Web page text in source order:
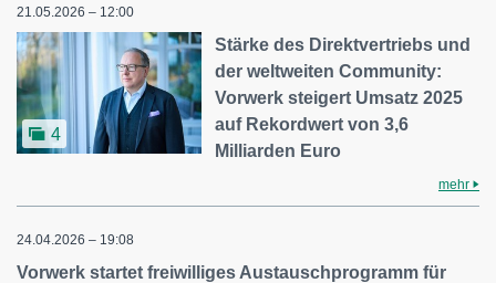
21.05.2026 – 12:00
4
Stärke des Direktvertriebs und
der weltweiten Community:
Vorwerk steigert Umsatz 2025
auf Rekordwert von 3,6
Milliarden Euro
mehr
24.04.2026 – 19:08
Vorwerk startet freiwilliges Austauschprogramm für